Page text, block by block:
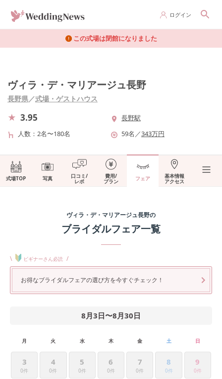
ログイン
この式場は閉館になりました
ヴィラ・デ・マリアージュ長野
長野県／式場・ゲストハウス
3.95
長野駅
人数
2名〜180名 59名 ／343万円
式場TOP 写真 口コミ/
レポ
費用/
プラン フェア 基本情報
アクセス
ヴィラ・デ・マリアージュ長野の
ブライダルフェア一覧
\ ビギナーさん必読 /
お得なブライダルフェアの選び方を今すぐチェック！
8月3日〜8月30日
月 火 水 木 金 土 日
3
0件
4
0件
5
0件
6
0件
7
0件
8
0件
9
0件